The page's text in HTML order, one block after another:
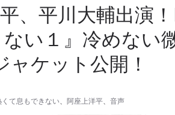
、平川大輔出演
い１』冷めない
ケット公開！
くて息もできない 阿座上洋平 音声